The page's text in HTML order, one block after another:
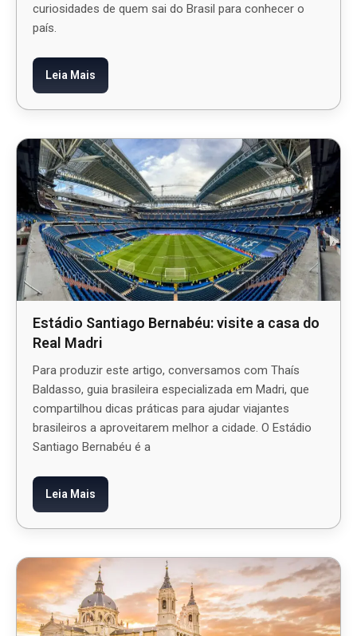
curiosidades de quem sai do Brasil para conhecer o
país.
Leia Mais
Estádio Santiago Bernabéu: visite a casa do
Real Madri
Para produzir este artigo, conversamos com Thaís
Baldasso, guia brasileira especializada em Madri, que
compartilhou dicas práticas para ajudar viajantes
brasileiros a aproveitarem melhor a cidade. O Estádio
Santiago Bernabéu é a
Leia Mais